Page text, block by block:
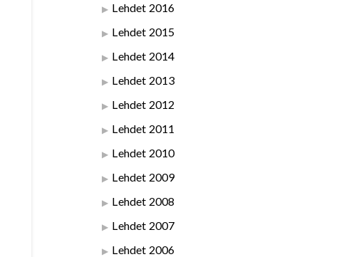
Lehdet 2016
Lehdet 2015
Lehdet 2014
Lehdet 2013
Lehdet 2012
Lehdet 2011
Lehdet 2010
Lehdet 2009
Lehdet 2008
Lehdet 2007
Lehdet 2006